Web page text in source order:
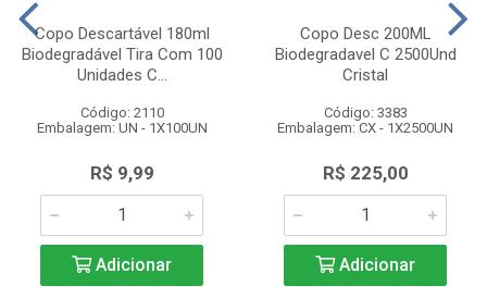
Copo Descartável 180ml
Biodegradável Tira Com 100
Unidades C...
Código: 2110
Embalagem: UN - 1X100UN
R$ 9,99
Adicionar
Copo Desc 200ML
Biodegradavel C 2500Und
Cristal
Código: 3383
Embalagem: CX - 1X2500UN
R$ 225,00
Adicionar